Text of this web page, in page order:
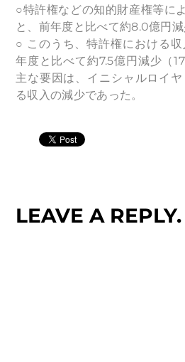
○特許権などの知的財産権等に
と、前年度と比べて約8.0億円減
○ このうち、特許権における
年度と比べて約7.5億円減少（
主な要因は、イニシャルロイ
る収入の減少であった。
LEAVE A REPLY.